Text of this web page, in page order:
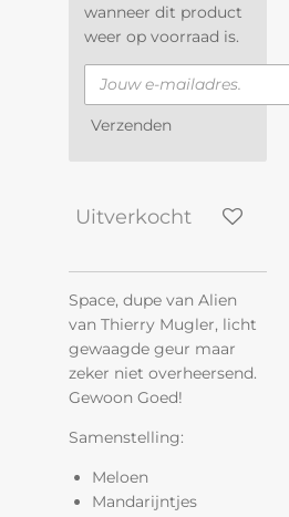
wanneer dit product
weer op voorraad is.
Verzenden
Uitverkocht
Space, dupe van Alien
van Thierry Mugler, licht
gewaagde geur maar
zeker niet overheersend.
Gewoon Goed!
Samenstelling:
Meloen
Mandarijntjes